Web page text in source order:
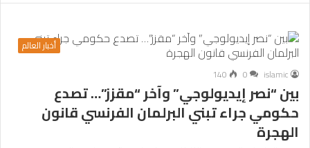
أخبار العالم
islamic
0
140
بين “نصر إيديولوجي” وآخر “مقزز”… تصدع
حكومي جراء تبني البرلمان الفرنسي قانون
الهجرة